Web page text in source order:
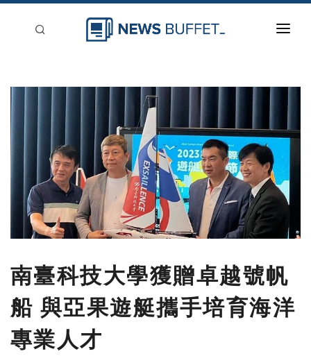
新聞稿分類
刊登
南臺科技大學獲贈卓越號帆
船 與亞果遊艇攜手培育海洋
專業人才